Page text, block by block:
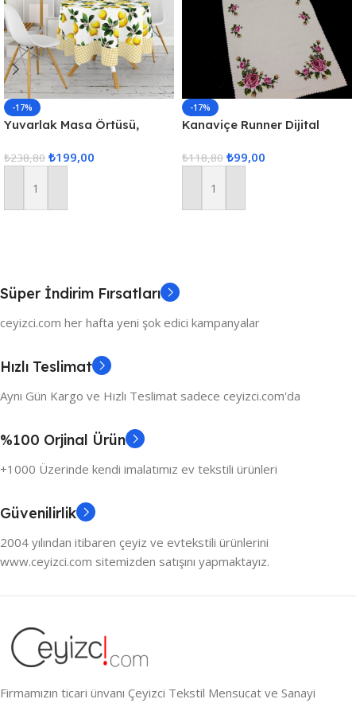
-17%
Yuvarlak Masa Örtüsü,
₺238,80 ₺199,00
Sepete Ekle
-17%
Kanaviçe Runner Dijital
₺118,80 ₺99,00
Sepete Ekle
Süper İndirim Fırsatları
ceyizci.com her hafta yeni şok edici kampanyalar
Hızlı Teslimat
Aynı Gün Kargo ve Hızlı Teslimat sadece ceyizci.com'da
%100 Orjinal Ürün
+1000 Üzerinde kendi imalatımız ev tekstili ürünleri
Güvenilirlik
2004 yılından itibaren çeyiz ve evtekstili ürünlerini
www.ceyizci.com sitemizden satışını yapmaktayız.
Firmamızın ticari ünvanı Çeyizci Tekstil Mensucat ve Sanayi